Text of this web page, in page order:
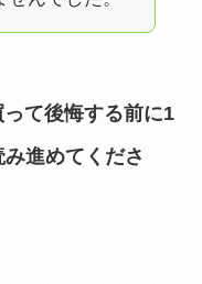
て後悔する前に1
進めてくださ